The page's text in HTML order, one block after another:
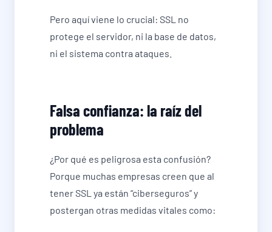
Pero aquí viene lo crucial: SSL no
protege el servidor, ni la base de datos,
ni el sistema contra ataques.
Falsa confianza: la raíz del
problema
¿Por qué es peligrosa esta confusión?
Porque muchas empresas creen que al
tener SSL ya están “ciberseguros” y
postergan otras medidas vitales como: